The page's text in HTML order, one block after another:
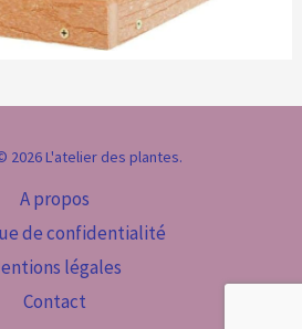
2026 L'atelier des plantes.
A propos
de confidentialité
légales
Contact